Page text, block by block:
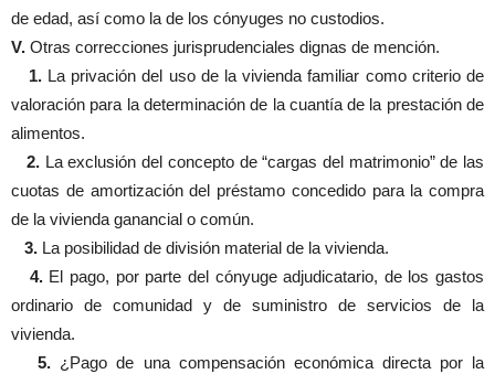
de edad, así como la de los cónyuges no custodios.
V. Otras correcciones jurisprudenciales dignas de mención.
1.La privación del uso de la vivienda familiar como criterio de
valoración para la determinación de la cuantía de la prestación de
alimentos.
2. La exclusión del concepto de “cargas del matrimonio” de las
cuotas de amortización del préstamo concedido para la compra
de la vivienda ganancial o común.
3. La posibilidad de división material de la vivienda.
4.El pago, por parte del cónyuge adjudicatario, de los gastos
ordinario de comunidad y de suministro de servicios de la
vivienda.
5. ¿Pago de una compensación económica directa por la